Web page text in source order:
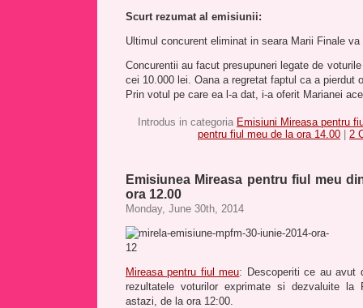
Scurt rezumat al emisiunii:
Ultimul concurent eliminat in seara Marii Finale
Concurentii au facut presupuneri legate de
cei 10.000 lei. Oana a regretat faptul ca a pierdut
Prin votul pe care ea l-a dat, i-a oferit Marianei
Introdus in categoria Emisiuni Mireasa pentru
pentru fiul meu de la ora 14.00
2
Emisiunea Mireasa pentru fiul meu
ora 12.00
Monday, June 30th, 2014
Mireasa pentru fiul meu: Descoperiti ce au avut
rezultatele voturilor exprimate si dezvaluite la
astazi, de la ora 12:00.